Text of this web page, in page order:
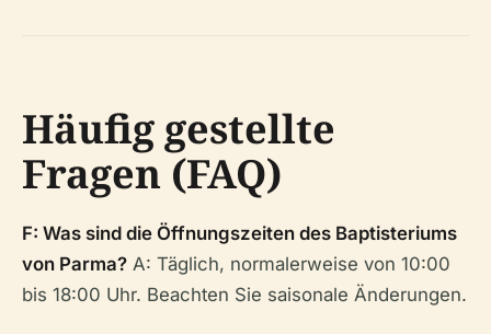
Häufig gestellte
Fragen (FAQ)
F: Was sind die Öffnungszeiten des Baptisteriums
von Parma? A: Täglich, normalerweise von 10:00
bis 18:00 Uhr. Beachten Sie saisonale Änderungen.